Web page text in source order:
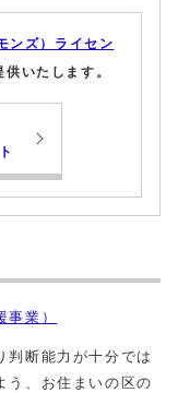
ンズ）ライセン
供いたします。
業）
判断能力が十分では
う、お住まいの区の